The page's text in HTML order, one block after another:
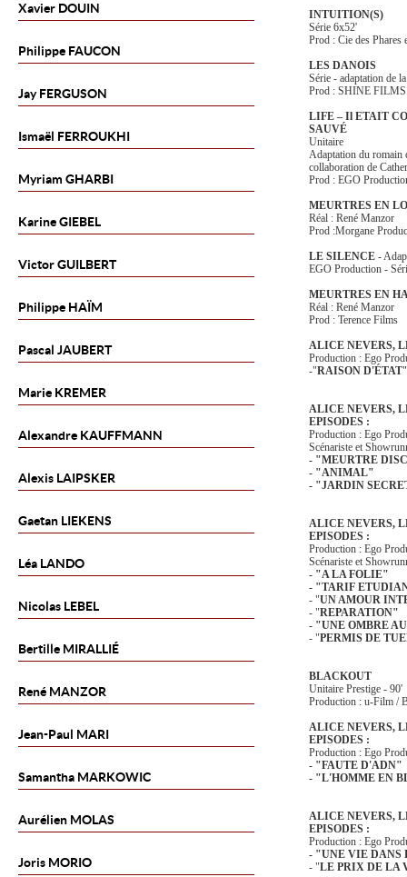
Xavier DOUIN
Philippe FAUCON
JayFERGUSON
Ismaël FERROUKHI
Myriam GHARBI
KarineGIEBEL
VictorGUILBERT
Philippe HAÏM
Pascal JAUBERT
Marie KREMER
Alexandre KAUFFMANN
Alexis LAIPSKER
Gaetan LIEKENS
Léa LANDO
Nicolas LEBEL
Bertille MIRALLIÉ
René MANZOR
Jean-Paul MARI
Samantha MARKOWIC
Aurélien MOLAS
Joris MORIO
INTUITION(S)
Série 6x52'
Prod : Cie des Phares
LES DANOIS
Série - adaptation de
Prod : SHINE
LIFE – Il ETAIT
SAUVÉ
Unitaire
Adaptation du romain
collaboration de
Prod : EGO
MEURTRES EN
Réal : René Manzor
Prod :Morgane
LE SILENCE -
EGO Production -
MEURTRES EN
Réal : René Manzor
Prod : Terence Films
ALICE NEVERS,
Production : Ego
-"RAISON D'ÉTAT"
ALICE NEVERS,
EPISODES :
Production : Ego
Scénariste et
- "MEURTRE
- "ANIMAL"
- "JARDIN
ALICE NEVERS,
EPISODES :
Production : Ego
Scénariste et
- "A LA FOLIE"
- "TARIF
- "UN AMOUR
- "REPARATION"
- "UNE OMBRE
- "PERMIS DE
BLACKOUT
Unitaire Prestige - 90'
Production : u-Film /
ALICE NEVERS,
EPISODES :
Production : Ego
- "FAUTE D'ADN"
- "L'HOMME EN
ALICE NEVERS,
EPISODES :
Production : Ego
- "UNE VIE DANS
- "LE PRIX DE LA